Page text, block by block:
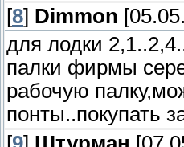
[8] Dimmon
для лодки
палки фирмы
рабочую
понты..покупать